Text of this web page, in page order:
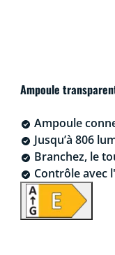
Ampoule
Ampoule
Jusqu’à 806
Branchez, le
Contrôle avec